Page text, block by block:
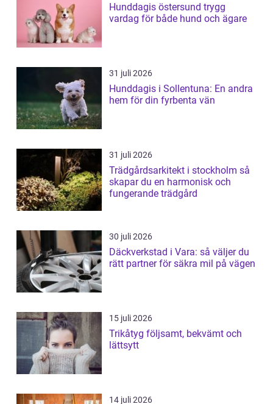
Hunddagis östersund trygg
vardag för både hund och ägare
31 juli 2026
Hunddagis i Sollentuna: En andra
hem för din fyrbenta vän
31 juli 2026
Trädgårdsarkitekt i stockholm så
skapar du en harmonisk och
fungerande trädgård
30 juli 2026
Däckverkstad i Vara: så väljer du
rätt partner för säkra mil på vägen
15 juli 2026
Trikåtyg följsamt, bekvämt och
lättsytt
14 juli 2026